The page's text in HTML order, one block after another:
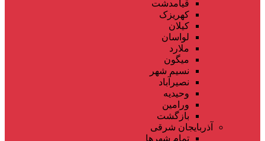
قیامدشت
کهریزک
کیلان
لواسان
ملارد
میگون
نسیم شهر
نصیرآباد
وحیدیه
ورامین
بازگشت
آذربایجان شرقی
تمام شهر‌ها